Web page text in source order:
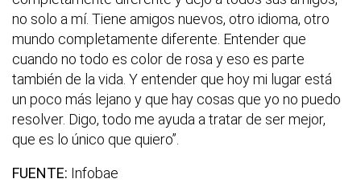
no solo a mí. Tiene amigos nuevos, otro idioma, otro
mundo completamente diferente. Entender que
cuando no todo es color de rosa y eso es parte
también de la vida. Y entender que hoy mi lugar está
un poco más lejano y que hay cosas que yo no puedo
resolver. Digo, todo me ayuda a tratar de ser mejor,
que es lo único que quiero”.
FUENTE: Infobae